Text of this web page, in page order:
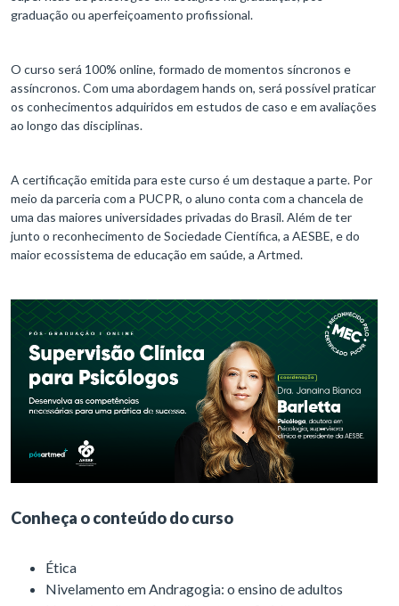
graduação ou aperfeiçoamento profissional.
O curso será 100% online, formado de momentos síncronos e
assíncronos. Com uma abordagem hands on, será possível praticar
os conhecimentos adquiridos em estudos de caso e em avaliações
ao longo das disciplinas.
A certificação emitida para este curso é um destaque a parte. Por
meio da parceria com a PUCPR, o aluno conta com a chancela de
uma das maiores universidades privadas do Brasil. Além de ter
junto o reconhecimento de Sociedade Científica, a AESBE, e do
maior ecossistema de educação em saúde, a Artmed.
Conheça o conteúdo do curso
Ética
Nivelamento em Andragogia: o ensino de adultos